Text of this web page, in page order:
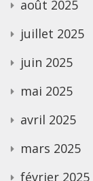
août 2025
juillet 2025
juin 2025
mai 2025
avril 2025
mars 2025
février 2025